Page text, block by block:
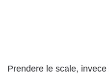
Prendere le scale,